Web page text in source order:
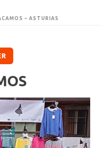
– ASTURIAS